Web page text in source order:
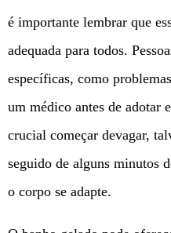
é importante lembrar que
adequada para todos.
específicas, como
um médico antes de adotar
crucial começar devagar,
seguido de alguns minutos
o corpo se adapte.